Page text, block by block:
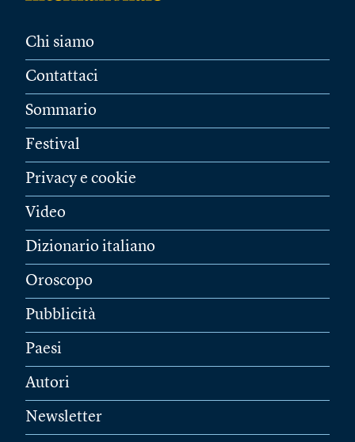
Chi siamo
Contattaci
Sommario
Festival
Privacy e cookie
Video
Dizionario italiano
Oroscopo
Pubblicità
Paesi
Autori
Newsletter